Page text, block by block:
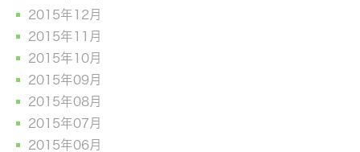
2015年12月
2015年11月
2015年10月
2015年09月
2015年08月
2015年07月
2015年06月